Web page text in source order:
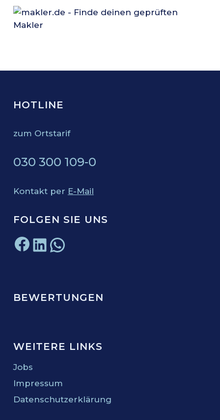
HOTLINE
zum Ortstarif
030 300 109-0
Kontakt per E-Mail
FOLGEN SIE UNS
Facebook
LinkedIn
BEWERTUNGEN
WEITERE LINKS
Jobs
Impressum
Datenschutzerklärung